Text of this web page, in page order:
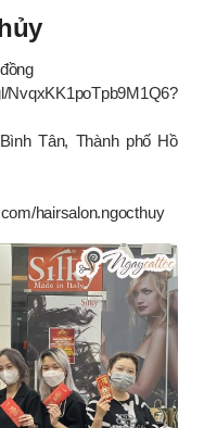
Tân, Thành phố Hồ
hairsalon.ngocthuy